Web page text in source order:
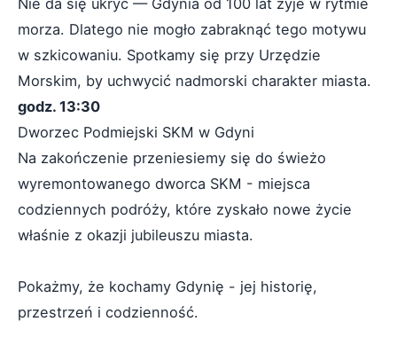
Nie da się ukryć — Gdynia od 100 lat żyje w rytmie
morza. Dlatego nie mogło zabraknąć tego motywu
w szkicowaniu. Spotkamy się przy Urzędzie
Morskim, by uchwycić nadmorski charakter miasta.
godz. 13:30
Dworzec Podmiejski SKM w Gdyni
Na zakończenie przeniesiemy się do świeżo
wyremontowanego dworca SKM - miejsca
codziennych podróży, które zyskało nowe życie
właśnie z okazji jubileuszu miasta.
Pokażmy, że kochamy Gdynię - jej historię,
przestrzeń i codzienność.